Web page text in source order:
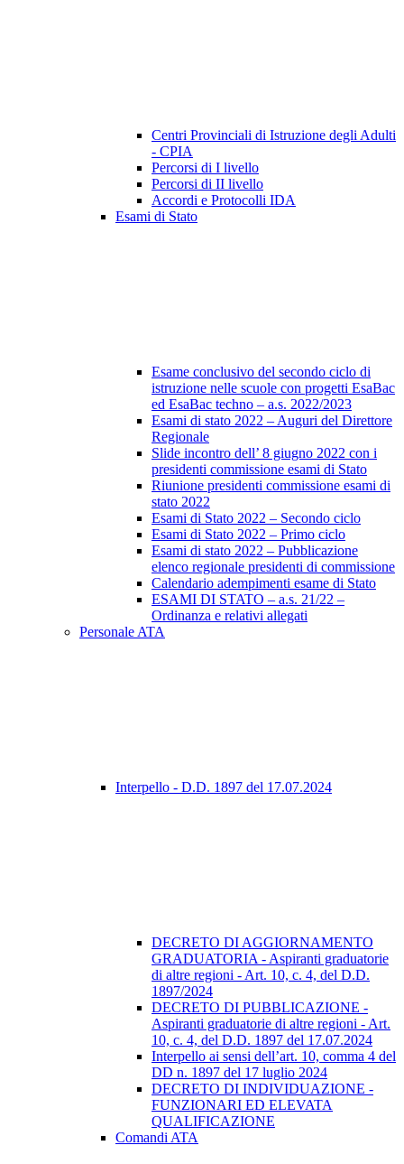
Centri Provinciali di Istruzione degli Adulti
- CPIA
Percorsi di I livello
Percorsi di II livello
Accordi e Protocolli IDA
Esami di Stato
Esame conclusivo del secondo ciclo di
istruzione nelle scuole con progetti EsaBac
ed EsaBac techno – a.s. 2022/2023
Esami di stato 2022 – Auguri del Direttore
Regionale
Slide incontro dell’ 8 giugno 2022 con i
presidenti commissione esami di Stato
Riunione presidenti commissione esami di
stato 2022
Esami di Stato 2022 – Secondo ciclo
Esami di Stato 2022 – Primo ciclo
Esami di stato 2022 – Pubblicazione
elenco regionale presidenti di commissione
Calendario adempimenti esame di Stato
ESAMI DI STATO – a.s. 21/22 –
Ordinanza e relativi allegati
Personale ATA
Interpello - D.D. 1897 del 17.07.2024
DECRETO DI AGGIORNAMENTO
GRADUATORIA - Aspiranti graduatorie
di altre regioni - Art. 10, c. 4, del D.D.
1897/2024
DECRETO DI PUBBLICAZIONE -
Aspiranti graduatorie di altre regioni - Art.
10, c. 4, del D.D. 1897 del 17.07.2024
Interpello ai sensi dell’art. 10, comma 4 del
DD n. 1897 del 17 luglio 2024
DECRETO DI INDIVIDUAZIONE -
FUNZIONARI ED ELEVATA
QUALIFICAZIONE
Comandi ATA